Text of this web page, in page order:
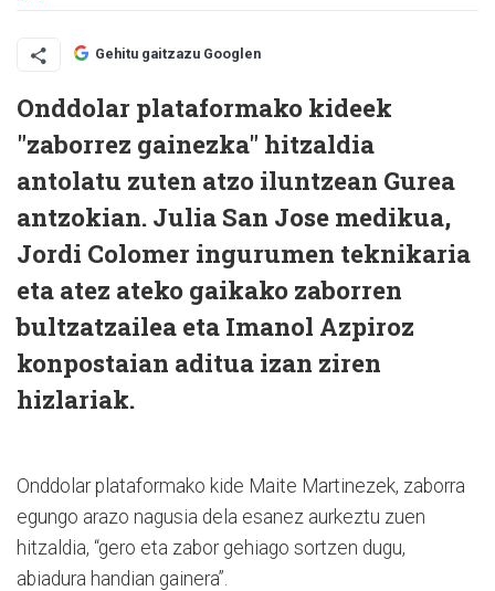
Gehitu gaitzazu Googlen
Onddolar plataformako kideek
"zaborrez gainezka" hitzaldia
antolatu zuten atzo iluntzean Gurea
antzokian. Julia San Jose medikua,
Jordi Colomer ingurumen teknikaria
eta atez ateko gaikako zaborren
bultzatzailea eta Imanol Azpiroz
konpostaian aditua izan ziren
hizlariak.
Onddolar plataformako kide Maite Martinezek, zaborra
egungo arazo nagusia dela esanez aurkeztu zuen
hitzaldia, “gero eta zabor gehiago sortzen dugu,
abiadura handian gainera”.